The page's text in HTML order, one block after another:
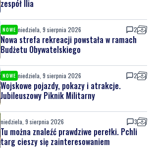
zespół Ilia
NOWE niedziela, 9 sierpnia 2026 2
Nowa strefa rekreacji powstała w ramach
Budżetu Obywatelskiego
NOWE niedziela, 9 sierpnia 2026 2
Wojskowe pojazdy, pokazy i atrakcje.
Jubileuszowy Piknik Militarny
niedziela, 9 sierpnia 2026 3
Tu można znaleźć prawdziwe perełki. Pchli
targ cieszy się zainteresowaniem